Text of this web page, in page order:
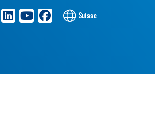
Suisse